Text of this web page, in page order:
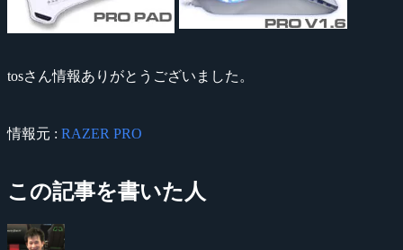
tosさん情報ありがとうございました。
情報元 : RAZER PRO
この記事を書いた人